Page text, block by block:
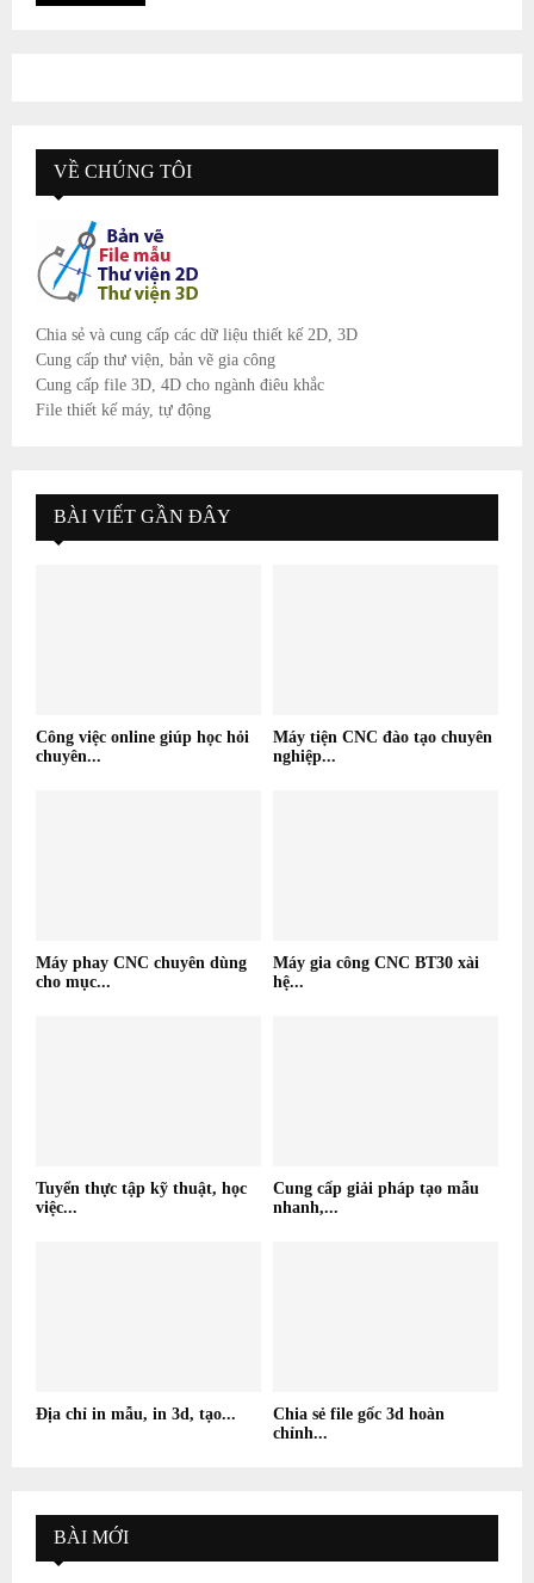
VỀ CHÚNG TÔI
Chia sẻ và cung cấp các dữ liệu thiết kế 2D, 3D
Cung cấp thư viện, bản vẽ gia công
Cung cấp file 3D, 4D cho ngành điêu khắc
File thiết kế máy, tự động
BÀI VIẾT GẦN ĐÂY
Công việc online giúp học hỏi
chuyên...
Máy tiện CNC đào tạo chuyên
nghiệp...
Máy phay CNC chuyên dùng
cho mục...
Máy gia công CNC BT30 xài
hệ...
Tuyển thực tập kỹ thuật, học
việc...
Cung cấp giải pháp tạo mẫu
nhanh,...
Địa chỉ in mẫu, in 3d, tạo...
Chia sẻ file gốc 3d hoàn
chỉnh...
BÀI MỚI